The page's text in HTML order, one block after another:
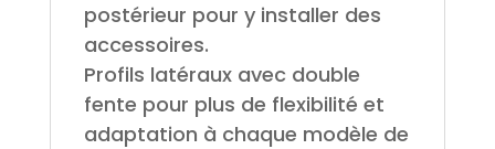
postérieur pour y installer des
accessoires.
Profils latéraux avec double
fente pour plus de flexibilité et
adaptation à chaque modèle de